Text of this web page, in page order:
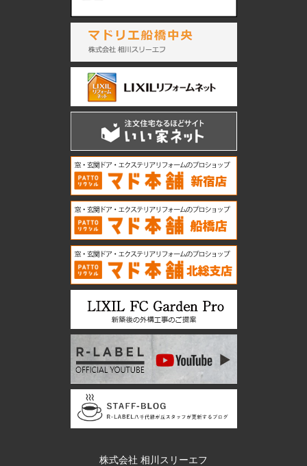
株式会社 相川スリーエフ